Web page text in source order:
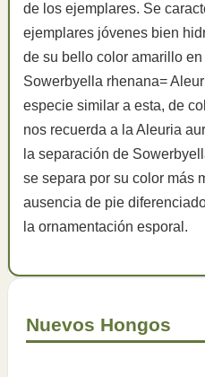
de los ejemplares. Se
ejemplares jóvenes bien
de su bello color amarillo
Sowerbyella rhenana=
especie similar a esta, de
nos recuerda a la Aleuria
la separación de
se separa por su color más
ausencia de pie
la ornamentación esporal.
Nuevos Hongos